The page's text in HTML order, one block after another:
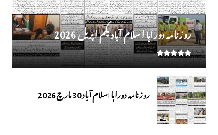
روز نامہ دوراہا اسلام آباد یکم اپریل 2026
روزنامہ دوراہا اسلام آباد 30 مارچ 2026